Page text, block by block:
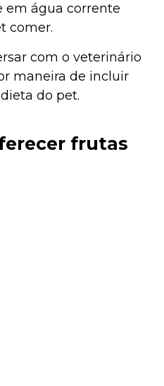
em água corrente
comer.
com o veterinário
maneira de incluir
do pet.
frutas